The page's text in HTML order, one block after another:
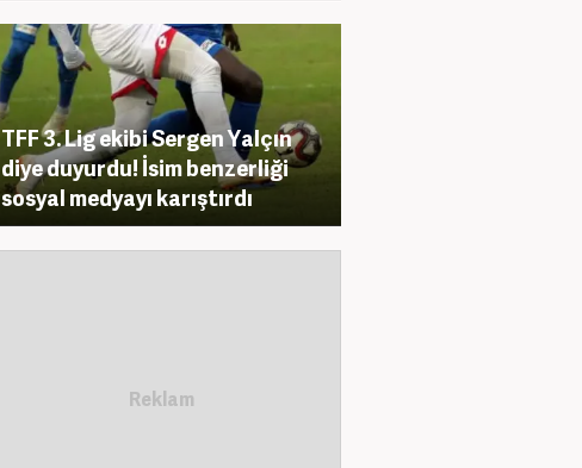
TFF 3. Lig ekibi Sergen Yalçın
diye duyurdu! İsim benzerliği
sosyal medyayı karıştırdı